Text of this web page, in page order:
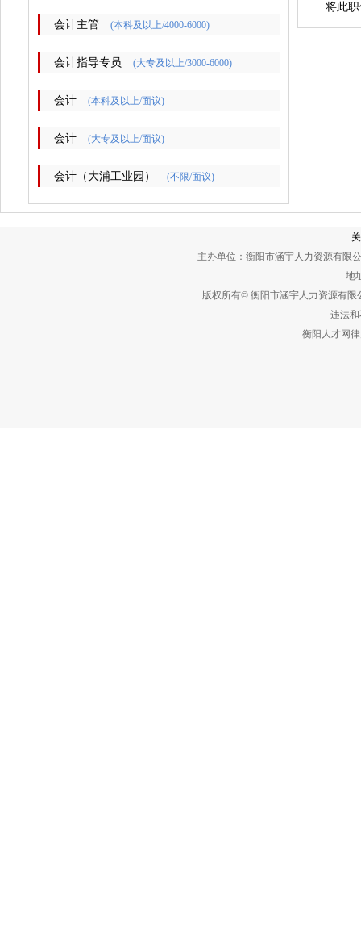
会计主管 (本科及以上/4000-6000)
会计指导专员 (大专及以上/3000-6000)
会计 (本科及以上/面议)
会计 (大专及以上/面议)
会计（大浦工业园） (不限/面议)
将此
主办单位：衡阳市涵宇人力资源有限
地
版权所有© 衡阳市涵宇人力资源有
违法和
衡阳人才网